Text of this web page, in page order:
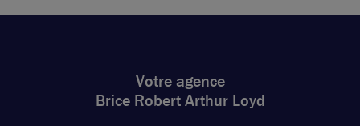
Votre agence
Brice Robert Arthur Loyd